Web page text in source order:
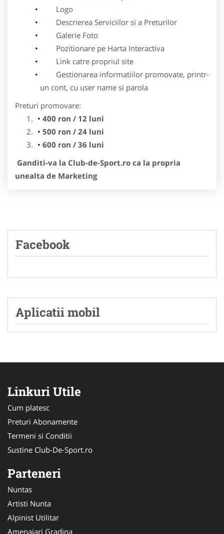
Logo
Descrierea Serviciilor si a Preturilor
Galerie Foto
Pozitionare pe Harta Interactiva
Link catre propriul site
Gestionarea informatiilor promovate, printr-
un cont, cu user name si parola
Preturi promovare:
400 ron / 12 luni
500 ron / 24 luni
600 ron / 36 luni
Ganditi-va la Club-de-Sport.ro ca la propria
unealta de Marketing
Facebook
Aplicatii mobil
Linkuri Utile
Cum platesc
Preturi Abonamente
Termeni si Conditii
Sustine Club-De-Sport.ro
Parteneri
Nuntas
Artisti Nunta
Alpinist Utilitar
Amenajari Gradina